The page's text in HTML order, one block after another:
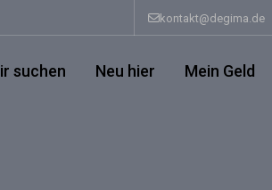
kontakt@degima.de
suchen Neu hier Mein Geld